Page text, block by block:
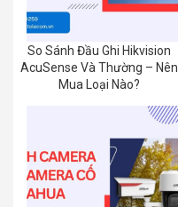
So Sánh Đầu Ghi Hikvision
AcuSense Và Thường – Nên
Mua Loại Nào?